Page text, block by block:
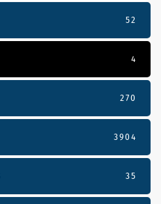
52
4
270
3904
35